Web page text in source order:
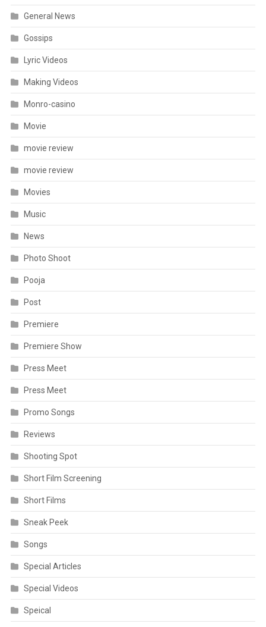
General News
Gossips
Lyric Videos
Making Videos
Monro-casino
Movie
movie review
movie review
Movies
Music
News
Photo Shoot
Pooja
Post
Premiere
Premiere Show
Press Meet
Press Meet
Promo Songs
Reviews
Shooting Spot
Short Film Screening
Short Films
Sneak Peek
Songs
Special Articles
Special Videos
Speical